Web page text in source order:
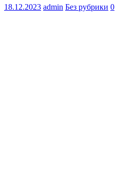
18.12.2023 admin Без рубрики 0